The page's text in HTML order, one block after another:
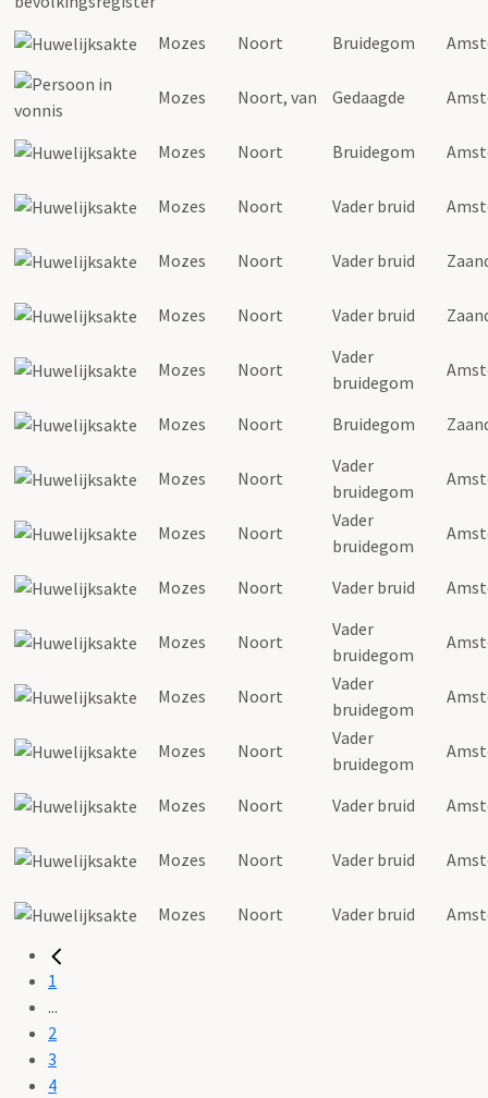
Mozes Noort Bruidegom
Mozes Noort, van Gedaagde
Mozes Noort Bruidegom
Mozes Noort Vader bruid
Mozes Noort Vader bruid
Mozes Noort Vader bruid
Mozes Noort
Vader
bruidegom
Mozes Noort Bruidegom
Mozes Noort
Vader
bruidegom
Mozes Noort
Vader
bruidegom
Mozes Noort Vader bruid
Mozes Noort
Vader
bruidegom
Mozes Noort
Vader
bruidegom
Mozes Noort
Vader
bruidegom
Mozes Noort Vader bruid
Mozes Noort Vader bruid
Mozes Noort Vader bruid
1
...
2
3
4